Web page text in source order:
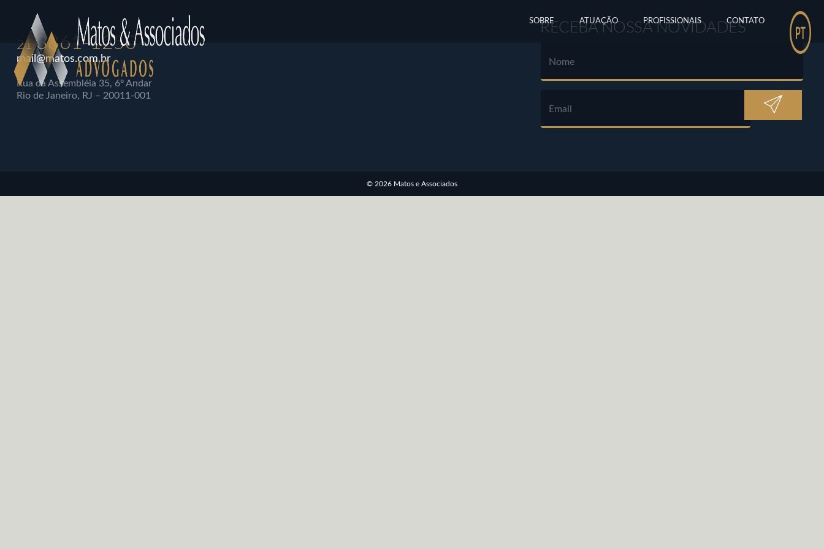
SOBRE ATUAÇÃO PROFISSIONAIS CONTATO
213861-1250
mail@matos.com.br
Rua da Assembléia 35, 6º Andar
Rio de Janeiro, RJ – 20011-001
RECEBA NOSSA NOVIDADES
© 2026 Matos e Associados